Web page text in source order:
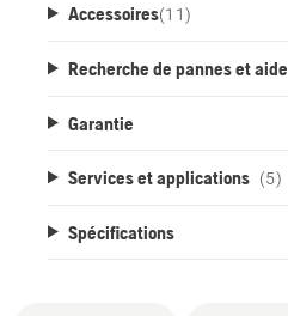
Accessoires(11)
Recherche de pannes et aide
Garantie
Services et applications (5)
Spécifications